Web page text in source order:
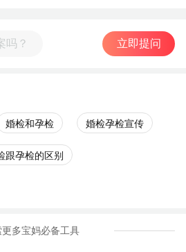
立即提问
婚检和孕检 婚检孕检宣传
跟孕检的区别
更多宝妈必备工具